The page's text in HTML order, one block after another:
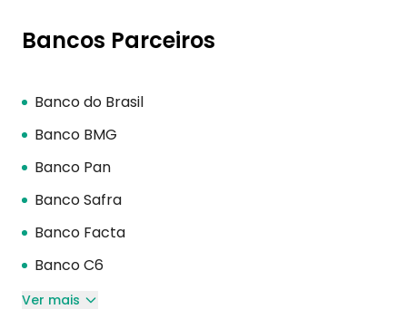
Bancos Parceiros
Banco do Brasil
Banco BMG
Banco Pan
Banco Safra
Banco Facta
Banco C6
Ver mais